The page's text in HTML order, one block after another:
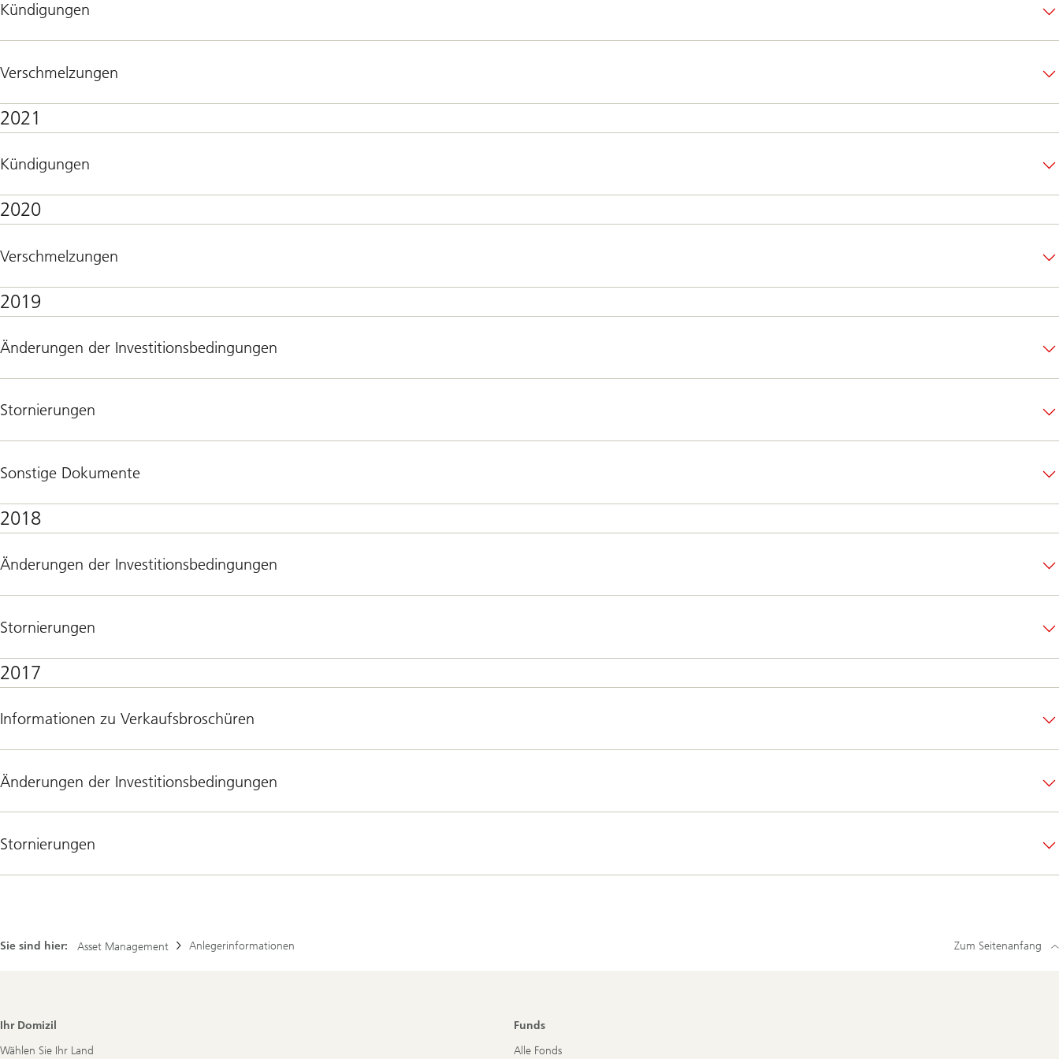
Kündigungen
Verschmelzungen
2021
Kündigungen
2020
Verschmelzungen
2019
Änderungen der Investitionsbedingungen
Stornierungen
Sonstige Dokumente
2018
Änderungen der Investitionsbedingungen
Stornierungen
2017
Informationen zu Verkaufsbroschüren
Änderungen der Investitionsbedingungen
Stornierungen
Sie sind hier: Asset Management Anlegerinformationen Zum Seitenanfang
Footer
Ihr Domizil
Wählen Sie Ihr Land
Funds
Alle Fonds